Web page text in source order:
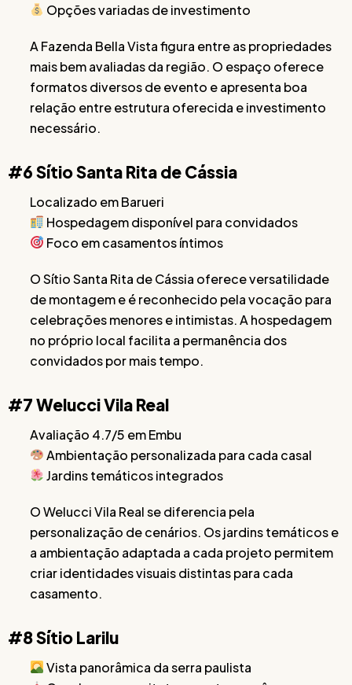
Opções variadas de investimento
A Fazenda Bella Vista figura entre as propriedades
mais bem avaliadas da região. O espaço oferece
formatos diversos de evento e apresenta boa
relação entre estrutura oferecida e investimento
necessário.
#6 Sítio Santa Rita de Cássia
Localizado em Barueri
Hospedagem disponível para convidados
Foco em casamentos íntimos
O Sítio Santa Rita de Cássia oferece versatilidade
de montagem e é reconhecido pela vocação para
celebrações menores e intimistas. A hospedagem
no próprio local facilita a permanência dos
convidados por mais tempo.
#7 Welucci Vila Real
Avaliação 4.7/5 em Embu
Ambientação personalizada para cada casal
Jardins temáticos integrados
O Welucci Vila Real se diferencia pela
personalização de cenários. Os jardins temáticos e
a ambientação adaptada a cada projeto permitem
criar identidades visuais distintas para cada
casamento.
#8 Sítio Larilu
Vista panorâmica da serra paulista